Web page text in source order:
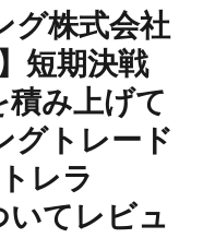
グ株式会社
短期決戦
み上げて
グトレード
レラ
てレビュ